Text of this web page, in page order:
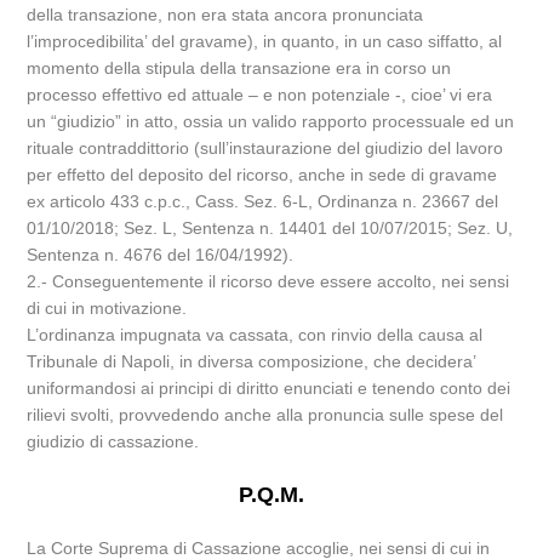
della transazione, non era stata ancora pronunciata
l’improcedibilita’ del gravame), in quanto, in un caso siffatto, al
momento della stipula della transazione era in corso un
processo effettivo ed attuale – e non potenziale -, cioe’ vi era
un “giudizio” in atto, ossia un valido rapporto processuale ed un
rituale contraddittorio (sull’instaurazione del giudizio del lavoro
per effetto del deposito del ricorso, anche in sede di gravame
ex articolo 433 c.p.c., Cass. Sez. 6-L, Ordinanza n. 23667 del
01/10/2018; Sez. L, Sentenza n. 14401 del 10/07/2015; Sez. U,
Sentenza n. 4676 del 16/04/1992).
2.- Conseguentemente il ricorso deve essere accolto, nei sensi
di cui in motivazione.
L’ordinanza impugnata va cassata, con rinvio della causa al
Tribunale di Napoli, in diversa composizione, che decidera’
uniformandosi ai principi di diritto enunciati e tenendo conto dei
rilievi svolti, provvedendo anche alla pronuncia sulle spese del
giudizio di cassazione.
P.Q.M.
La Corte Suprema di Cassazione accoglie, nei sensi di cui in